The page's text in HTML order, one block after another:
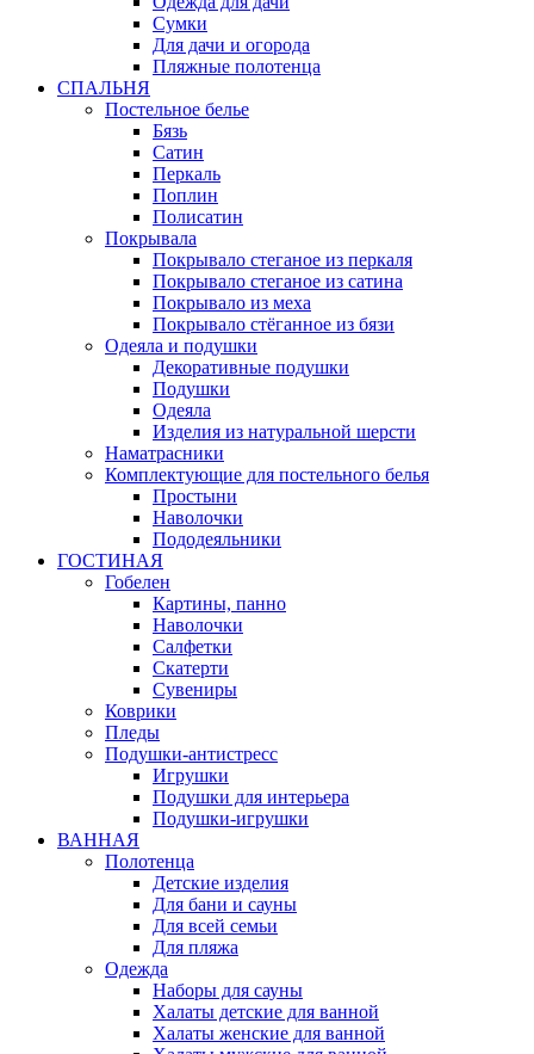
Сумки
Для дачи и огорода
Пляжные полотенца
СПАЛЬНЯ
Постельное белье
Бязь
Сатин
Перкаль
Поплин
Полисатин
Покрывала
Покрывало стеганое из перкаля
Покрывало стеганое из сатина
Покрывало из меха
Покрывало стёганное из бязи
Одеяла и подушки
Декоративные подушки
Подушки
Одеяла
Изделия из натуральной шерсти
Наматраcники
Комплектующие для постельного белья
Простыни
Наволочки
Пододеяльники
ГОСТИНАЯ
Гобелен
Картины, панно
Наволочки
Салфетки
Скатерти
Сувениры
Коврики
Пледы
Подушки-антистресс
Игрушки
Подушки для интерьера
Подушки-игрушки
ВАННАЯ
Полотенца
Детские изделия
Для бани и сауны
Для всей семьи
Для пляжа
Одежда
Наборы для сауны
Халаты детские для ванной
Халаты женские для ванной